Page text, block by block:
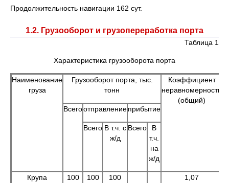
Продолжительность навигации 162 сут.
1.2. Грузооборот и грузопереработка порта
Таблица 1
Характеристика грузооборота порта
Наименование
груза
Грузооборот порта, тыс.
тонн
Коэффициент
неравномерности
(общий)
Всегоотправлениеприбытие
Всего В т.ч. с
ж/д
Всего
В
т.ч.
на
ж/д
Крупа
100 100 100 1,07